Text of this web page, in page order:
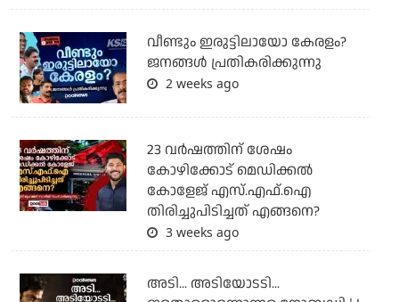
വീണ്ടും ഇരുട്ടിലായോ കേരളം?
ജനങ്ങൾ പ്രതികരിക്കുന്നു
2 weeks ago
23 വർഷത്തിന് ശേഷം
കോഴിക്കോട് മെഡിക്കൽ
കോളേജ് എസ്.എഫ്.ഐ
തിരിച്ചുപിടിച്ചത് എങ്ങനെ?
3 weeks ago
അടി... അടിയോടടി...